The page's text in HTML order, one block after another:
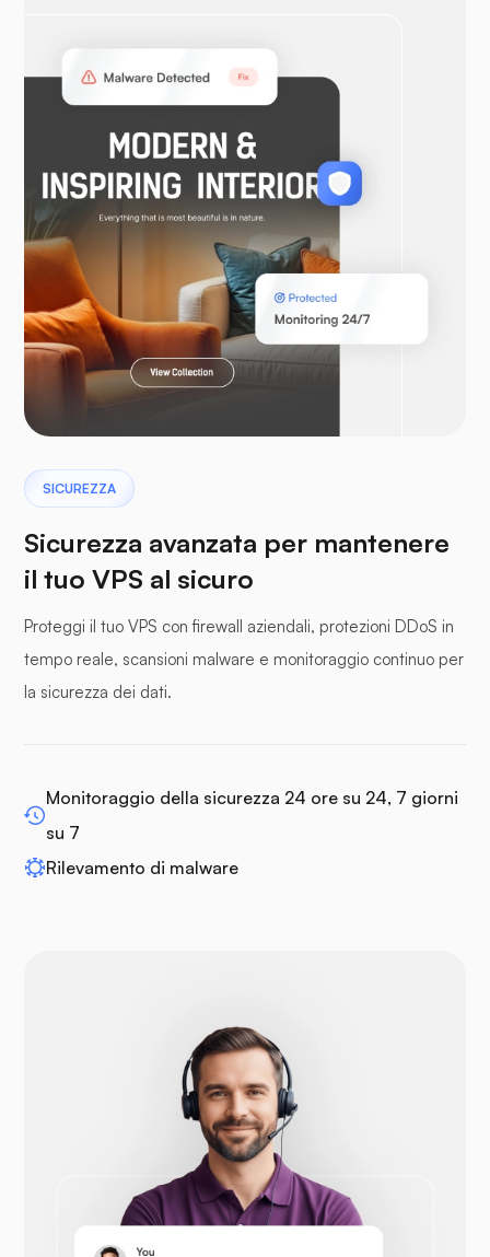
WooCommerce
Laravel
pannelli tampone
WP-extendify
Opencart
Prestashop
SICUREZZA
Sicurezza avanzata per mantenere
il tuo VPS al sicuro
Proteggi il tuo VPS con firewall aziendali, protezioni DDoS in
tempo reale, scansioni malware e monitoraggio continuo per
la sicurezza dei dati.
Monitoraggio della sicurezza 24 ore su 24, 7 giorni
su 7
Rilevamento di malware